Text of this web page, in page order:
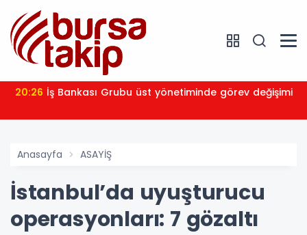
20:26 İş Bankası Grubu üst yönetiminde görev değişimi
Anasayfa ASAYİŞ
İstanbul’da uyuşturucu
operasyonları: 7 gözaltı